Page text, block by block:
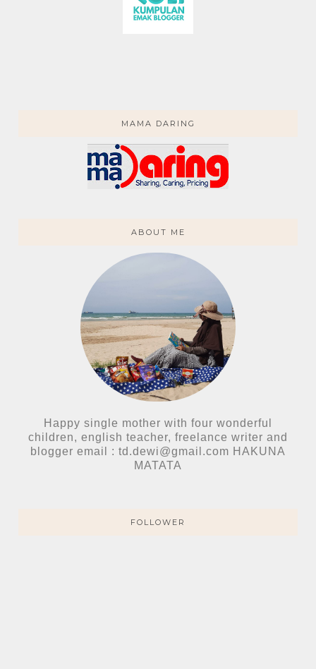
MAMA DARING
ABOUT ME
Happy single mother with four wonderful
children, english teacher, freelance writer and
blogger email : td.dewi@gmail.com HAKUNA
MATATA
FOLLOWER